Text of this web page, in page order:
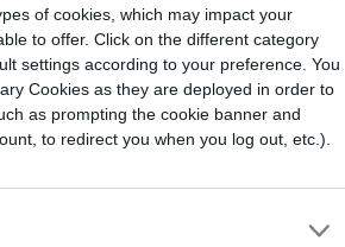
of cookies, which may impact your
to offer. Click on the different category
settings according to your preference. You
Cookies as they are deployed in order to
as prompting the cookie banner and
to redirect you when you log out, etc.).
no es
generar
mientras que
absurdos y el